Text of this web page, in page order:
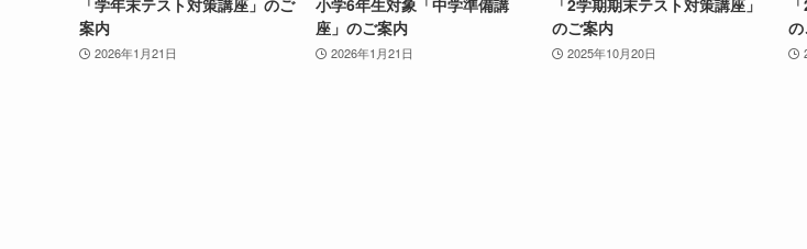
案内
2026年1月21日
座」のご案内
2026年1月21日
のご案内
2025年10月20日